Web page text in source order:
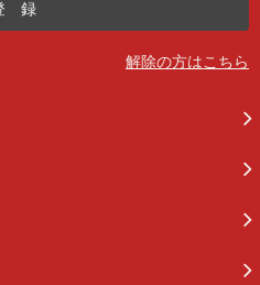
解除の方はこちら